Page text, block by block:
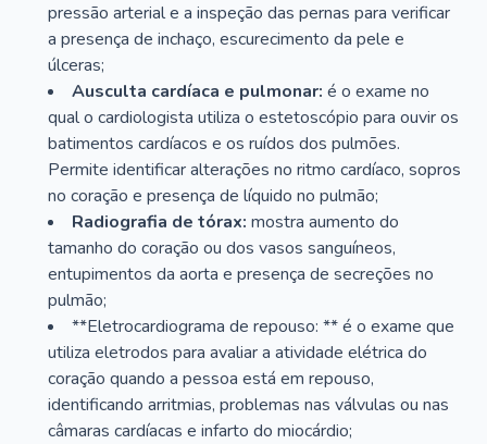
pressão arterial e a inspeção das pernas para verificar
a presença de inchaço, escurecimento da pele e
úlceras;
Ausculta cardíaca e pulmonar: é o exame no
qual o cardiologista utiliza o estetoscópio para ouvir os
batimentos cardíacos e os ruídos dos pulmões.
Permite identificar alterações no ritmo cardíaco, sopros
no coração e presença de líquido no pulmão;
Radiografia de tórax: mostra aumento do
tamanho do coração ou dos vasos sanguíneos,
entupimentos da aorta e presença de secreções no
pulmão;
**Eletrocardiograma de repouso: ** é o exame que
utiliza eletrodos para avaliar a atividade elétrica do
coração quando a pessoa está em repouso,
identificando arritmias, problemas nas válvulas ou nas
câmaras cardíacas e infarto do miocárdio;